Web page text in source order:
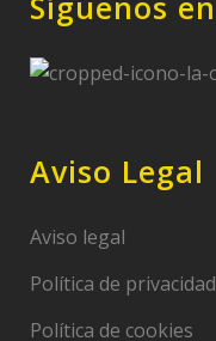
Aviso Legal
Aviso legal
Política de privacidad
Política de cookies